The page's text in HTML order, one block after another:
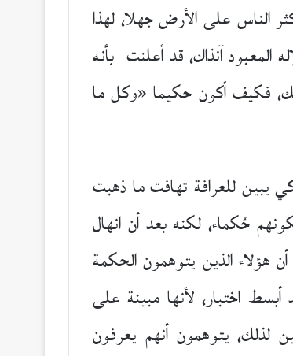
الناس على الأرض جهلا، لهذا
المعبود آنذاك، قد أعلنت بأنه
فكيف أكون حكيما «وكل ما
للعرافة تهافت ما ذهبت
حُكماء، لكنه بعد أن انهال
هؤلاء الذين يتوهمون الحكمة
اختبار، لأنها مبينة على
لذلك، يتوهمون أنهم يعرفون